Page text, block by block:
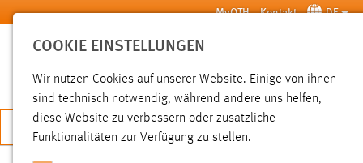
Zum Hauptinhalt springen MyOTH Kontakt DE
SUCHE
JETZT BEWERBEN
COOKIE EINSTELLUNGEN
Wir nutzen Cookies auf unserer Website. Einige von ihnen
sind technisch notwendig, während andere uns helfen,
diese Website zu verbessern oder zusätzliche
Funktionalitäten zur Verfügung zu stellen.